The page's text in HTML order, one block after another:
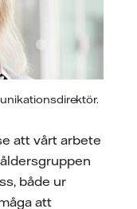
att vårt arbete
både ur
att